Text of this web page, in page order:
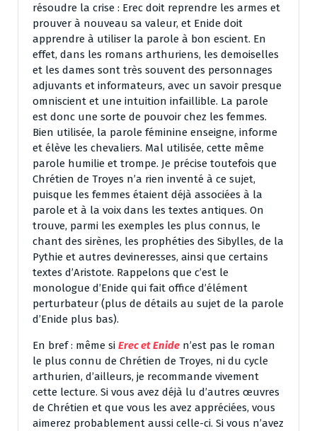
résoudre la crise : Erec doit reprendre les armes et
prouver à nouveau sa valeur, et Enide doit
apprendre à utiliser la parole à bon escient. En
effet, dans les romans arthuriens, les demoiselles
et les dames sont très souvent des personnages
adjuvants et informateurs, avec un savoir presque
omniscient et une intuition infaillible. La parole
est donc une sorte de pouvoir chez les femmes.
Bien utilisée, la parole féminine enseigne, informe
et élève les chevaliers. Mal utilisée, cette même
parole humilie et trompe. Je précise toutefois que
Chrétien de Troyes n’a rien inventé à ce sujet,
puisque les femmes étaient déjà associées à la
parole et à la voix dans les textes antiques. On
trouve, parmi les exemples les plus connus, le
chant des sirènes, les prophéties des Sibylles, de la
Pythie et autres devineresses, ainsi que certains
textes d’Aristote. Rappelons que c’est le
monologue d’Enide qui fait office d’élément
perturbateur (plus de détails au sujet de la parole
d’Enide plus bas).
En bref : même si Erec et Enide n’est pas le roman
le plus connu de Chrétien de Troyes, ni du cycle
arthurien, d’ailleurs, je recommande vivement
cette lecture. Si vous avez déjà lu d’autres œuvres
de Chrétien et que vous les avez appréciées, vous
aimerez probablement aussi celle-ci. Si vous n’avez